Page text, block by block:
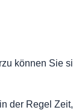
können Sie
der Regel